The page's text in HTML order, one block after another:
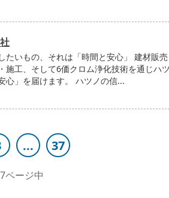
たいもの、それは「時間と安心」 建材販
施工、そして6価クロム浄化技術を通じハ
心」を届けます。 ハツノの信...
... 37
ページ中